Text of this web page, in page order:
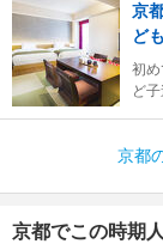
京
ど
初
ど
京都
京都でこの時期